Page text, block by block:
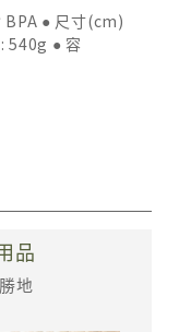
BPA ● 尺寸(cm)
540g ● 容
品
地